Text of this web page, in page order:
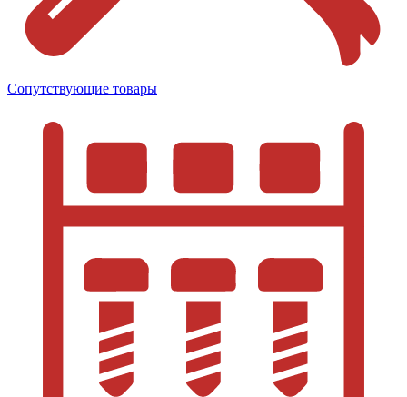
Сопутствующие товары